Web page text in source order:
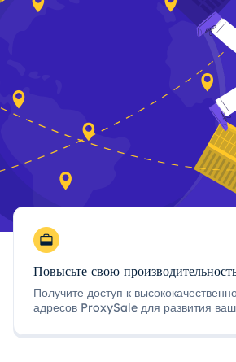
Повысьте свою
Получите доступ к
адресов ProxySale для развития